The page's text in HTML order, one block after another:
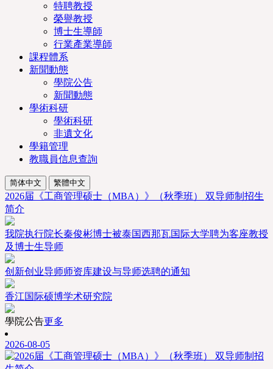
特聘教授
榮譽教授
博士生導師
行業產業導師
課程體系
新聞動態
學院公告
新聞動態
學術科研
學術科研
非遺文化
學籍管理
教職員信息查詢
简体中文 繁體中文
2026届《工商管理硕士（MBA）》（秋季班） 双导师制招生
简介
我院执行院长秦俊彬博士被泰国西那瓦国际大学聘为客座教授
及博士生导师
创新创业导师师资库建设与导师选聘的通知
香江国际硕博学术研究院
學院公告更多
2026-08-05